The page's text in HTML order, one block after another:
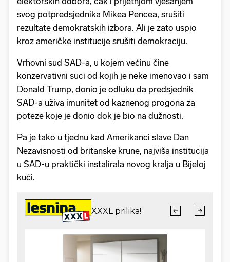
svog potpredsjednika Mikea Pencea, srušiti
rezultate demokratskih izbora. Ali je zato uspio
kroz američke institucije srušiti demokraciju.
Vrhovni sud SAD-a, u kojem većinu čine
konzervativni suci od kojih je neke imenovao i sam
Donald Trump, donio je odluku da predsjednik
SAD-a uživa imunitet od kaznenog progona za
poteze koje je donio dok je bio na dužnosti.
Pa je tako u tjednu kad Amerikanci slave Dan
Nezavisnosti od britanske krune, najviša institucija
u SAD-u praktički instalirala novog kralja u Bijeloj
kući.